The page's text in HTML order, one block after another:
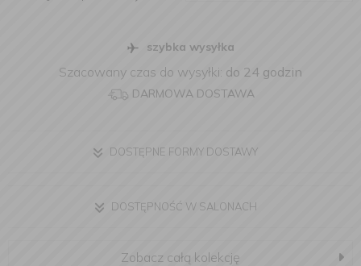
szybka wysyłka
Szacowany czas do wysyłki: do 24 godzin
DARMOWA DOSTAWA
DOSTĘPNE FORMY DOSTAWY
DOSTĘPNOŚĆ W SALONACH
Zobacz całą kolekcję